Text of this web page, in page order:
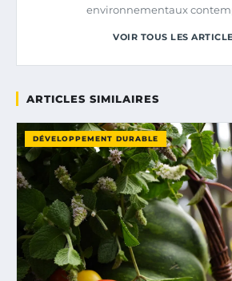
environnementaux
VOIR TOUS LES
ARTICLES SIMILAIRES
DÉVELOPPEMENT DURABLE